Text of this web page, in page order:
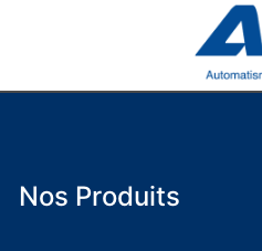
Nos Produits